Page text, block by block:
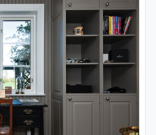
och belysning under